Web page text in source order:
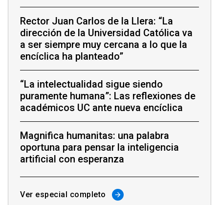
Rector Juan Carlos de la Llera: “La
dirección de la Universidad Católica va
a ser siempre muy cercana a lo que la
encíclica ha planteado”
“La intelectualidad sigue siendo
puramente humana”: Las reflexiones de
académicos UC ante nueva encíclica
Magnifica humanitas: una palabra
oportuna para pensar la inteligencia
artificial con esperanza
Ver especial completo arrow_forward